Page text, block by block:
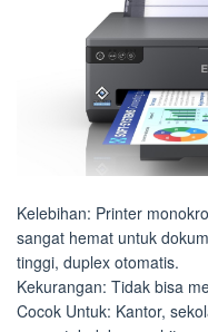
Kelebihan: Printer
sangat hemat untuk
tinggi, duplex otomatis.
Kekurangan: Tidak bisa
Cocok Untuk: Kantor,